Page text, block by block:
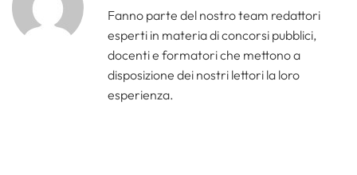
Fanno parte del nostro team redattori
esperti in materia di concorsi pubblici,
docenti e formatori che mettono a
disposizione dei nostri lettori la loro
esperienza.